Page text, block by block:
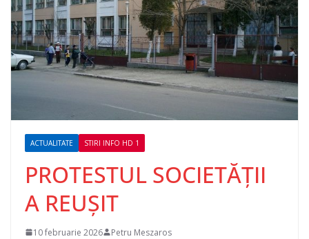
ACTUALITATE STIRI INFO HD 1
PROTESTUL SOCIETĂȚII
A REUȘIT
10 februarie 2026 Petru Meszaros